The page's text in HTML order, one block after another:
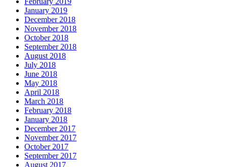
January 2019
December 2018
November 2018
October 2018
September 2018
August 2018
July 2018
June 2018
May 2018
April 2018
March 2018
February 2018
January 2018
December 2017
November 2017
October 2017
September 2017
August 2017